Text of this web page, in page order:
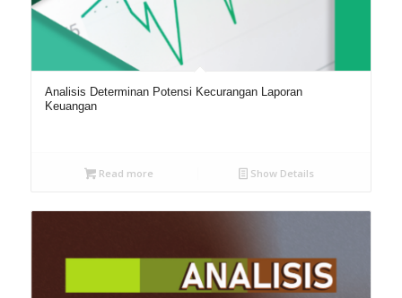
Analisis Determinan Potensi Kecurangan Laporan
Keuangan
Read more Show Details